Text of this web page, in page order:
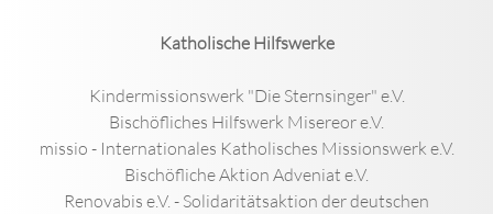
Katholische Hilfswerke
Kindermissionswerk "Die Sternsinger" e.V.
Bischöfliches Hilfswerk Misereor e.V.
missio - Internationales Katholisches Missionswerk e.V.
Bischöfliche Aktion Adveniat e.V.
Renovabis e.V. - Solidaritätsaktion der deutschen